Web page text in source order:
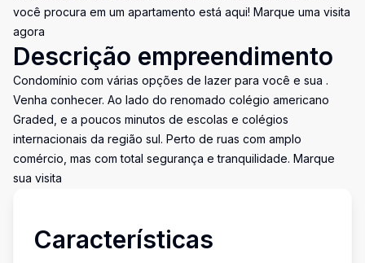
você procura em um apartamento está aqui! Marque uma visita
agora
Descrição empreendimento
Condomínio com várias opções de lazer para você e sua .
Venha conhecer. Ao lado do renomado colégio americano
Graded, e a poucos minutos de escolas e colégios
internacionais da região sul. Perto de ruas com amplo
comércio, mas com total segurança e tranquilidade. Marque
sua visita
Características